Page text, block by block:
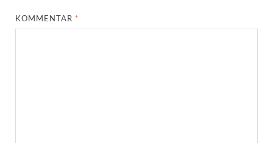
KOMMENTAR *